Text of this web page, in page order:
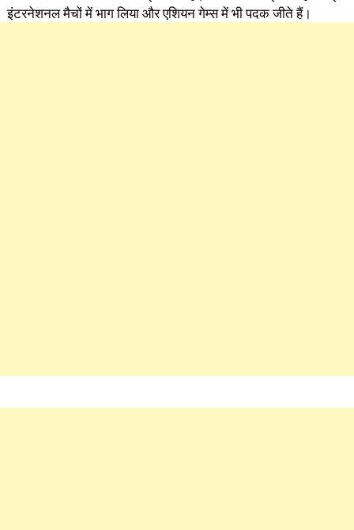
इंटरनेशनल मैचों में भाग लिया और एशियन गेम्स में भी पदक जीते हैं।